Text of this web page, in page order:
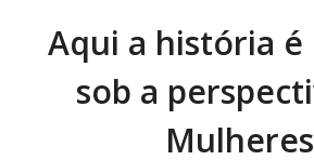
Aqui a história é
sob a